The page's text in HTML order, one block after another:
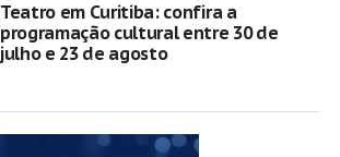
Teatro em Curitiba: confira a
programação cultural entre 30 de
julho e 23 de agosto